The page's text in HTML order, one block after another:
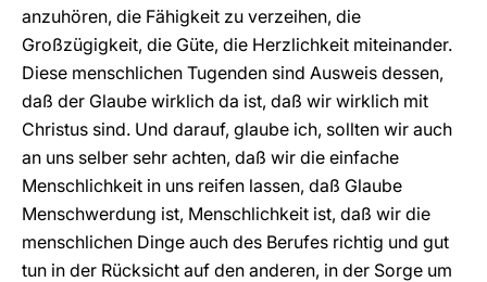
anzuhören, die Fähigkeit zu verzeihen, die
Großzügigkeit, die Güte, die Herzlichkeit miteinander.
Diese menschlichen Tugenden sind Ausweis dessen,
daß der Glaube wirklich da ist, daß wir wirklich mit
Christus sind. Und darauf, glaube ich, sollten wir auch
an uns selber sehr achten, daß wir die einfache
Menschlichkeit in uns reifen lassen, daß Glaube
Menschwerdung ist, Menschlichkeit ist, daß wir die
menschlichen Dinge auch des Berufes richtig und gut
tun in der Rücksicht auf den anderen, in der Sorge um